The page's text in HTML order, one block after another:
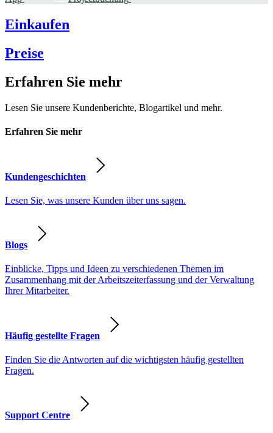
Einkaufen
Preise
Erfahren Sie mehr
Lesen Sie unsere Kundenberichte, Blogartikel und mehr.
Erfahren Sie mehr
Kundengeschichten
Lesen Sie, was unsere Kunden über uns sagen.
Blogs
Einblicke, Tipps und Ideen zu verschiedenen Themen im
Zusammenhang mit der Arbeitszeiterfassung und der Verwaltung
Ihrer Mitarbeiter.
Häufig gestellte Fragen
Finden Sie die Antworten auf die wichtigsten häufig gestellten
Fragen.
Support Centre